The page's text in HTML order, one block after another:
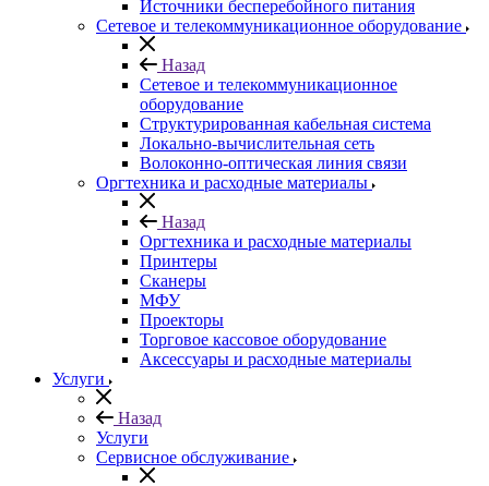
Источники бесперебойного питания
Сетевое и телекоммуникационное оборудование
Назад
Сетевое и телекоммуникационное
оборудование
Структурированная кабельная система
Локально-вычислительная сеть
Волоконно-оптическая линия связи
Оргтехника и расходные материалы
Назад
Оргтехника и расходные материалы
Принтеры
Сканеры
МФУ
Проекторы
Торговое кассовое оборудование
Аксессуары и расходные материалы
Услуги
Назад
Услуги
Сервисное обслуживание